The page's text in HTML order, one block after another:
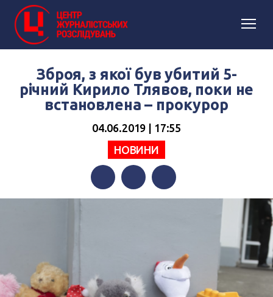
Зброя, з якої був убитий 5-
річний Кирило Тлявов, поки не
встановлена – прокурор
04.06.2019 | 17:55
НОВИНИ
FacebookTwitterTelegram